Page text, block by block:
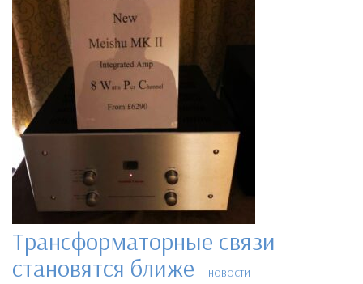
Трансформаторные связи
становятся ближе
НОВОСТИ